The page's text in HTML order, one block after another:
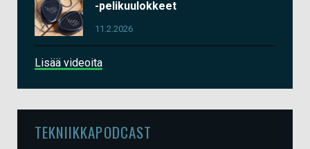
-pelikuulokkeet
11.2.2026
Lisää videoita
TEKNIIKKAPODCAST